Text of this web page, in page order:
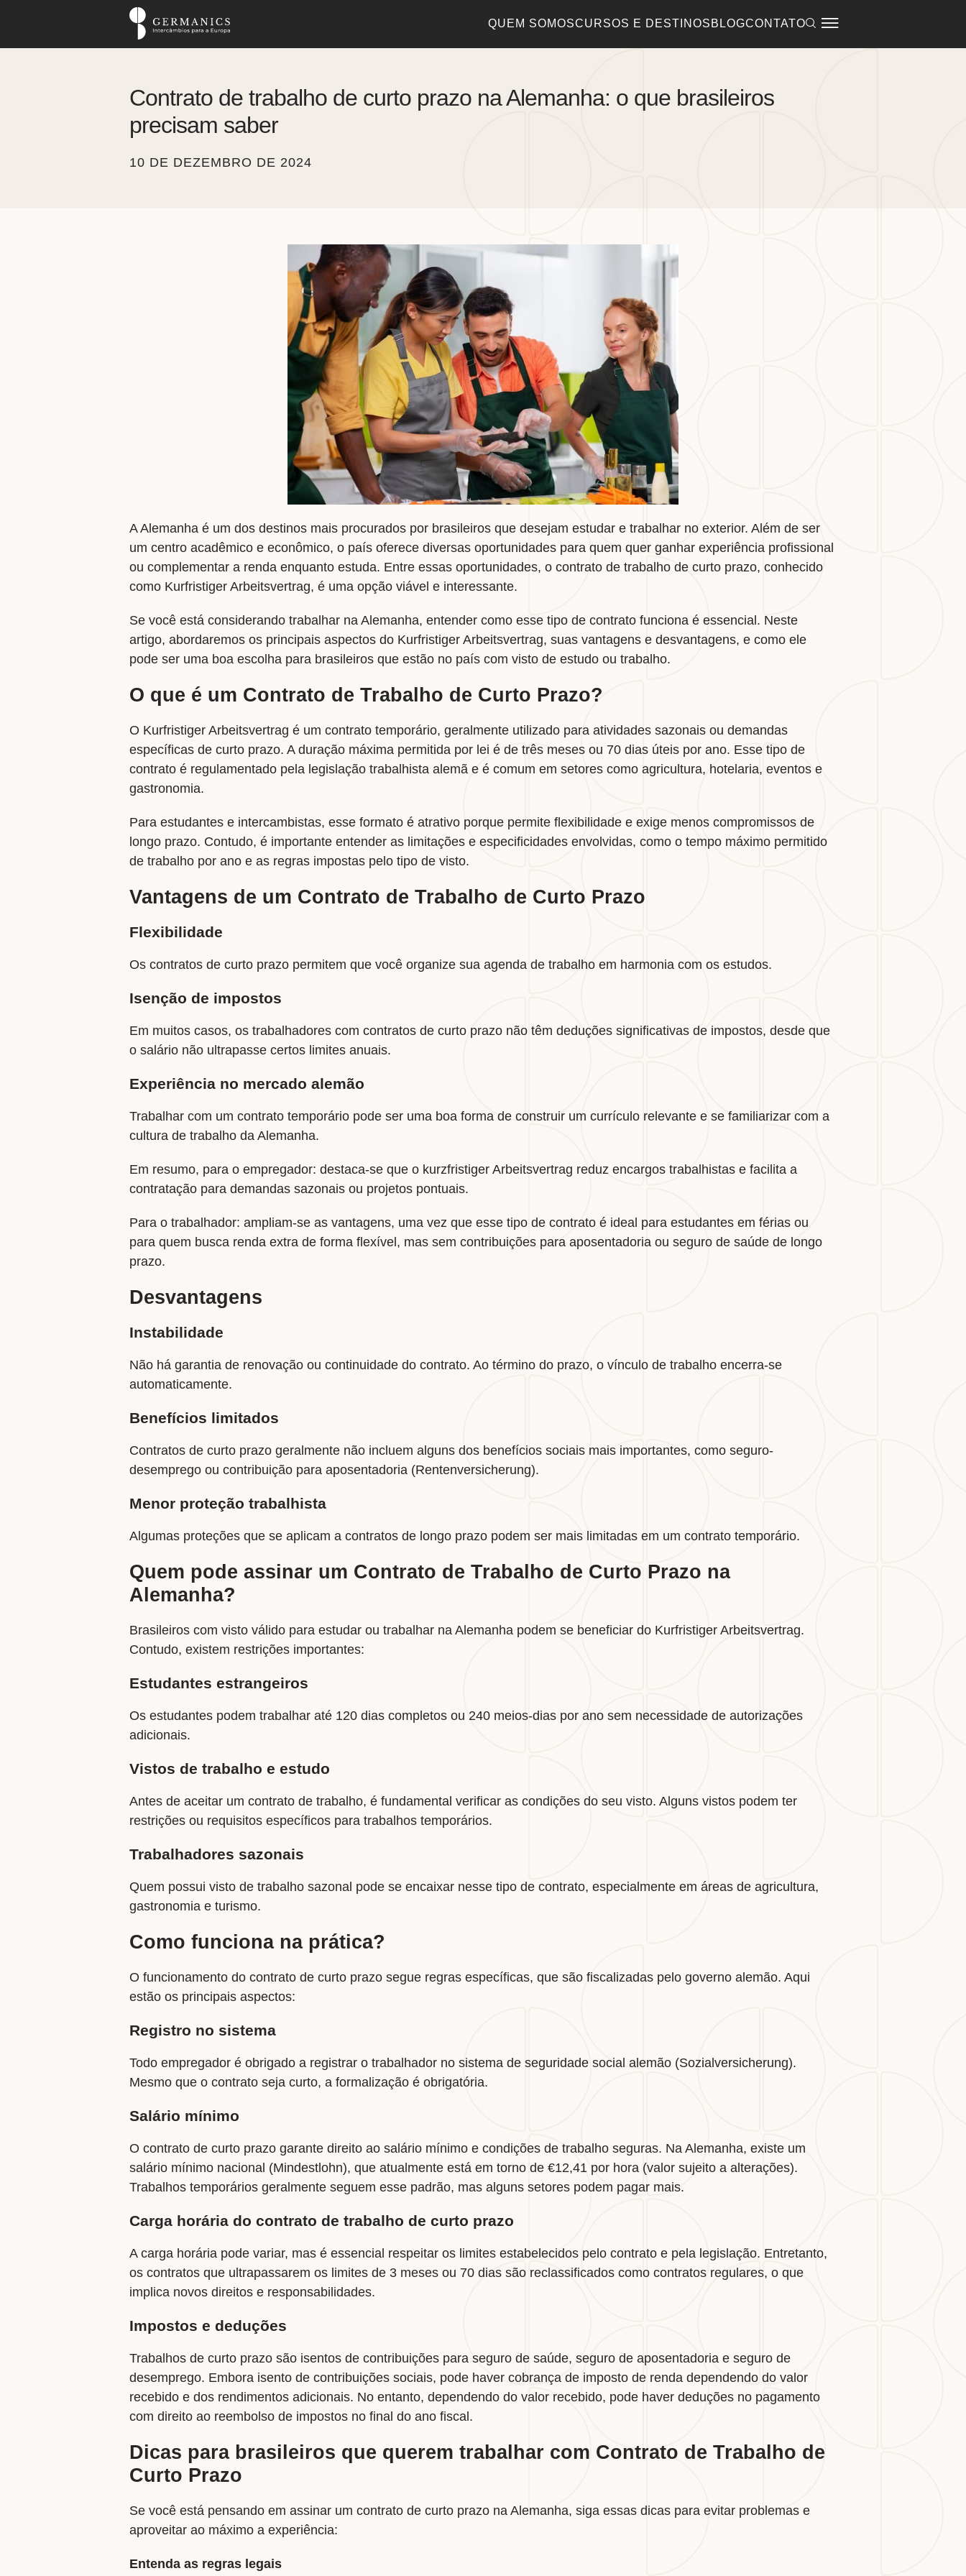
QUEM SOMOSCURSOS E DESTINOS BLOGCONTATO
Contrato de trabalho de curto prazo na Alemanha: o que brasileiros
precisam saber
10 DE DEZEMBRO DE 2024
A Alemanha é um dos destinos mais procurados por brasileiros que desejam estudar e trabalhar no exterior. Além de ser
um centro acadêmico e econômico, o país oferece diversas oportunidades para quem quer ganhar experiência profissional
ou complementar a renda enquanto estuda. Entre essas oportunidades, o contrato de trabalho de curto prazo, conhecido
como Kurfristiger Arbeitsvertrag, é uma opção viável e interessante.
Se você está considerando trabalhar na Alemanha, entender como esse tipo de contrato funciona é essencial. Neste
artigo, abordaremos os principais aspectos do Kurfristiger Arbeitsvertrag, suas vantagens e desvantagens, e como ele
pode ser uma boa escolha para brasileiros que estão no país com visto de estudo ou trabalho.
O que é um Contrato de Trabalho de Curto Prazo?
O Kurfristiger Arbeitsvertrag é um contrato temporário, geralmente utilizado para atividades sazonais ou demandas
específicas de curto prazo. A duração máxima permitida por lei é de três meses ou 70 dias úteis por ano. Esse tipo de
contrato é regulamentado pela legislação trabalhista alemã e é comum em setores como agricultura, hotelaria, eventos e
gastronomia.
Para estudantes e intercambistas, esse formato é atrativo porque permite flexibilidade e exige menos compromissos de
longo prazo. Contudo, é importante entender as limitações e especificidades envolvidas, como o tempo máximo permitido
de trabalho por ano e as regras impostas pelo tipo de visto.
Vantagens de um Contrato de Trabalho de Curto Prazo
Flexibilidade
Os contratos de curto prazo permitem que você organize sua agenda de trabalho em harmonia com os estudos.
Isenção de impostos
Em muitos casos, os trabalhadores com contratos de curto prazo não têm deduções significativas de impostos, desde que
o salário não ultrapasse certos limites anuais.
Experiência no mercado alemão
Trabalhar com um contrato temporário pode ser uma boa forma de construir um currículo relevante e se familiarizar com a
cultura de trabalho da Alemanha.
Em resumo, para o empregador: destaca-se que o kurzfristiger Arbeitsvertrag reduz encargos trabalhistas e facilita a
contratação para demandas sazonais ou projetos pontuais.
Para o trabalhador: ampliam-se as vantagens, uma vez que esse tipo de contrato é ideal para estudantes em férias ou
para quem busca renda extra de forma flexível, mas sem contribuições para aposentadoria ou seguro de saúde de longo
prazo.
Desvantagens
Instabilidade
Não há garantia de renovação ou continuidade do contrato. Ao término do prazo, o vínculo de trabalho encerra-se
automaticamente.
Benefícios limitados
Contratos de curto prazo geralmente não incluem alguns dos benefícios sociais mais importantes, como seguro-
desemprego ou contribuição para aposentadoria (Rentenversicherung).
Menor proteção trabalhista
Algumas proteções que se aplicam a contratos de longo prazo podem ser mais limitadas em um contrato temporário.
Quem pode assinar um Contrato de Trabalho de Curto Prazo na
Alemanha?
Brasileiros com visto válido para estudar ou trabalhar na Alemanha podem se beneficiar do Kurfristiger Arbeitsvertrag.
Contudo, existem restrições importantes:
Estudantes estrangeiros
Os estudantes podem trabalhar até 120 dias completos ou 240 meios-dias por ano sem necessidade de autorizações
adicionais.
Vistos de trabalho e estudo
Antes de aceitar um contrato de trabalho, é fundamental verificar as condições do seu visto. Alguns vistos podem ter
restrições ou requisitos específicos para trabalhos temporários.
Trabalhadores sazonais
Quem possui visto de trabalho sazonal pode se encaixar nesse tipo de contrato, especialmente em áreas de agricultura,
gastronomia e turismo.
Como funciona na prática?
O funcionamento do contrato de curto prazo segue regras específicas, que são fiscalizadas pelo governo alemão. Aqui
estão os principais aspectos:
Registro no sistema
Todo empregador é obrigado a registrar o trabalhador no sistema de seguridade social alemão (Sozialversicherung).
Mesmo que o contrato seja curto, a formalização é obrigatória.
Salário mínimo
O contrato de curto prazo garante direito ao salário mínimo e condições de trabalho seguras. Na Alemanha, existe um
salário mínimo nacional (Mindestlohn), que atualmente está em torno de €12,41 por hora (valor sujeito a alterações).
Trabalhos temporários geralmente seguem esse padrão, mas alguns setores podem pagar mais.
Carga horária do contrato de trabalho de curto prazo
A carga horária pode variar, mas é essencial respeitar os limites estabelecidos pelo contrato e pela legislação. Entretanto,
os contratos que ultrapassarem os limites de 3 meses ou 70 dias são reclassificados como contratos regulares, o que
implica novos direitos e responsabilidades.
Impostos e deduções
Trabalhos de curto prazo são isentos de contribuições para seguro de saúde, seguro de aposentadoria e seguro de
desemprego. Embora isento de contribuições sociais, pode haver cobrança de imposto de renda dependendo do valor
recebido e dos rendimentos adicionais. No entanto, dependendo do valor recebido, pode haver deduções no pagamento
com direito ao reembolso de impostos no final do ano fiscal.
Dicas para brasileiros que querem trabalhar com Contrato de Trabalho de
Curto Prazo
Se você está pensando em assinar um contrato de curto prazo na Alemanha, siga essas dicas para evitar problemas e
aproveitar ao máximo a experiência:
Entenda as regras legais